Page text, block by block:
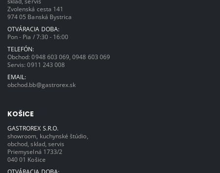
Zvolenská cesta 141
974 05 Banská Bystrica
OTVÁRACIA DOBA:
Pon - Pia / 7:30 - 16:00
TELEFÓN:
Obchod:0948 603 069 ,0948 603 069
Servis:0911 243 008
EMAIL:
obchod.bb@gastrorex.sk
KOŠICE
GASTROREX S.R.O.
showroom, kuchynské štúdio,
obchod, sklad, servis
Priemyselná 1733/2
040 01 Košice